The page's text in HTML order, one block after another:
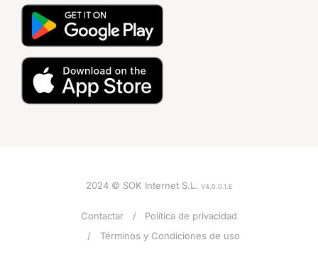
2024 © SOK Internet S.L. V4.0.0.1.E
Contactar
Política de privacidad
Términos y Condiciones de uso